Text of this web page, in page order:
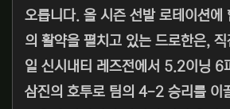
오릅니다. 올 시즌 선발 로테이션에
의 활약을 펼치고 있는 드로한은,
일 신시내티 레즈전에서 5.2이닝 6
삼진의 호투로 팀의 4-2 승리를 이